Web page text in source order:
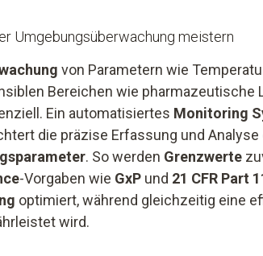
Umgebungsüberwachung meistern
von Parametern wie
Bereichen wie pharmazeutische
Ein automatisiertes Monitoring
die präzise Erfassung und Analyse
. So werden Grenzwerte
-Vorgaben wie GxP und 21 CFR Part
optimiert, während gleichzeitig eine
wird.